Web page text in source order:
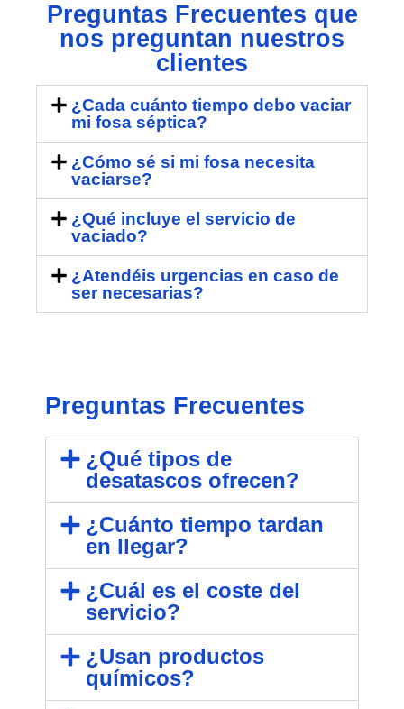
Preguntas Frecuentes que
nos preguntan nuestros
clientes
¿Cada cuánto tiempo debo vaciar
mi fosa séptica?
¿Cómo sé si mi fosa necesita
vaciarse?
¿Qué incluye el servicio de
vaciado?
¿Atendéis urgencias en caso de
ser necesarias?
Preguntas Frecuentes
¿Qué tipos de
desatascos ofrecen?
¿Cuánto tiempo tardan
en llegar?
¿Cuál es el coste del
servicio?
¿Usan productos
químicos?